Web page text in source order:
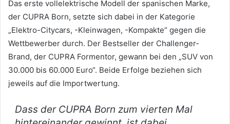
Das erste vollelektrische Modell der spanischen Marke,
der CUPRA Born, setzte sich dabei in der Kategorie
„Elektro-Citycars, -Kleinwagen, -Kompakte“ gegen die
Wettbewerber durch. Der Bestseller der Challenger-
Brand, der CUPRA Formentor, gewann bei den „SUV von
30.000 bis 60.000 Euro“. Beide Erfolge beziehen sich
jeweils auf die Importwertung.
Dass der CUPRA Born zum vierten Mal